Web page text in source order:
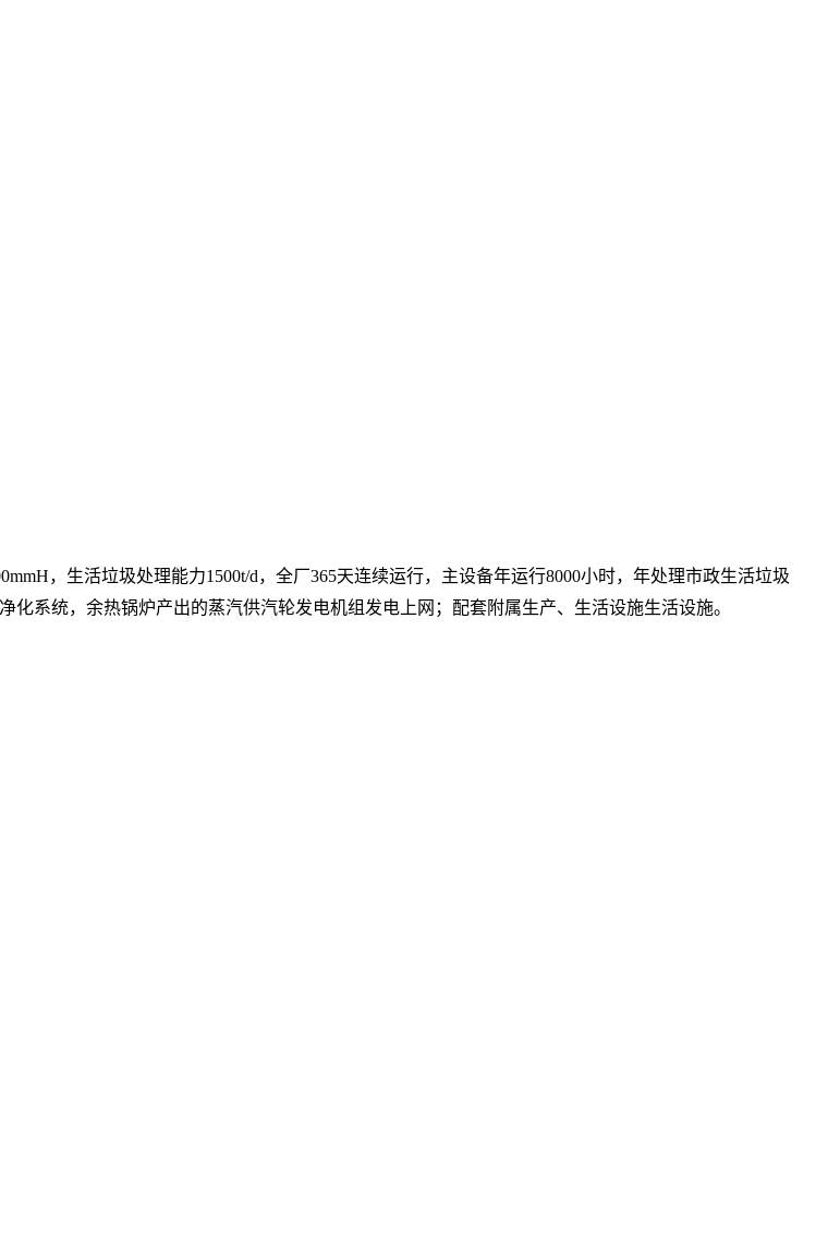
，生活垃圾处理能力1500t/d，全厂365天连续运行，主设备年运行8000小时，年处理市政生活垃圾
系统，余热锅炉产出的蒸汽供汽轮发电机组发电上网；配套附属生产、生活设施生活设施。